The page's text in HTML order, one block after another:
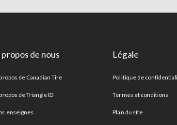
propos de nous
de Canadian Tire
de Triangle ID
enseignes
Légale
Politique de
Termes et conditions
Plan du site